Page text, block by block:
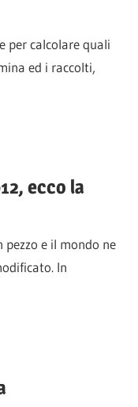
per calcolare quali
ed i raccolti,
ecco la
pezzo e il mondo ne
In